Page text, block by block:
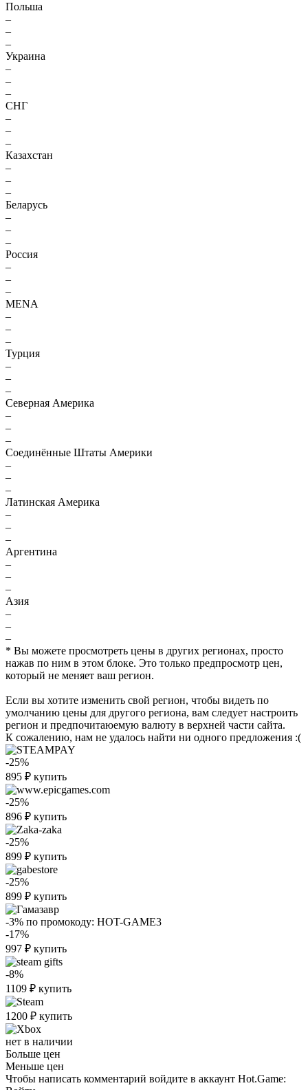
Польша
–
–
–
Украина
–
–
–
СНГ
–
–
–
Казахстан
–
–
–
Беларусь
–
–
–
Россия
–
–
–
MENA
–
–
–
Турция
–
–
–
Северная Америка
–
–
–
Соединённые Штаты Америки
–
–
–
Латинская Америка
–
–
–
Аргентина
–
–
–
Азия
–
–
–
* Вы можете просмотреть цены в других регионах, просто
нажав по ним в этом блоке. Это только предпросмотр цен,
который не меняет ваш регион.
Если вы хотите изменить свой регион, чтобы видеть по
умолчанию цены для другого региона, вам следует настроить
регион и предпочитаюемую валюту в верхней части сайта.
К сожалению, нам не удалось найти ни одного предложения :(
-25%
895 ₽ купить
-25%
896 ₽ купить
-25%
899 ₽ купить
-25%
899 ₽ купить
-3% по промокоду: HOT-GAME3
-17%
997 ₽ купить
-8%
1109 ₽ купить
1200 ₽ купить
нет в наличии
Больше цен
Меньше цен
Чтобы написать комментарий войдите в аккаунт Hot.Game: